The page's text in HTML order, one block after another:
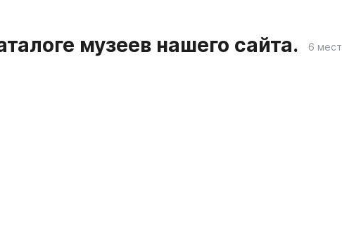
музеев нашего сайта. 6 мест